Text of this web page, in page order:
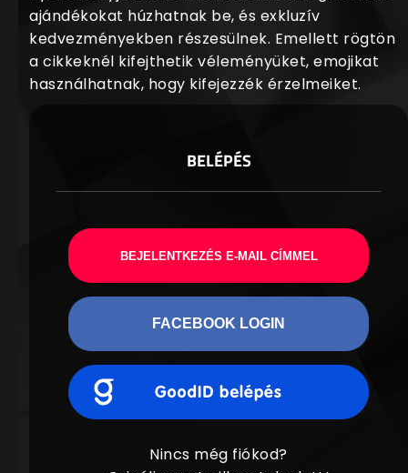
ajándékokat húzhatnak be, és exkluzív
kedvezményekben részesülnek. Emellett rögtön
a cikkeknél kifejthetik véleményüket, emojikat
használhatnak, hogy kifejezzék érzelmeiket.
BELÉPÉS
BEJELENTKEZÉS E-MAIL CÍMMEL
FACEBOOK LOGIN
Nincs még fiókod?